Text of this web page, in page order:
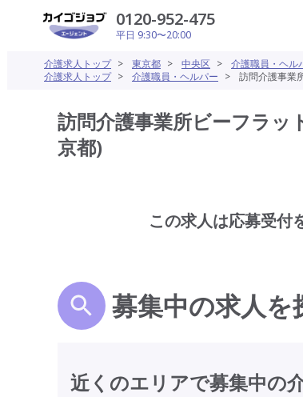
0120-952-475
平日 9:30〜20:00
介護求人トップ > 東京都 > 中央区 > 介護職員・ヘル
介護求人トップ > 介護職員・ヘルパー > 訪問介護事業
訪問介護事業所ビーフラッ
京都)
この求人は応募受付
募集中の求人を
近くのエリアで募集中の